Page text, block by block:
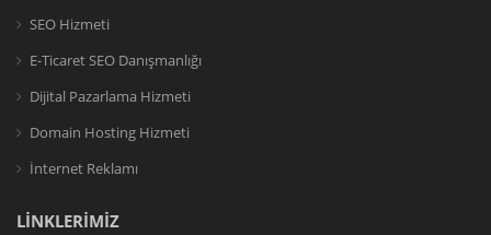
SEO Hizmeti
E-Ticaret SEO Danışmanlığı
Dijital Pazarlama Hizmeti
Domain Hosting Hizmeti
İnternet Reklamı
LİNKLERİMİZ